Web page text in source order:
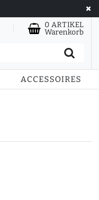
0 ARTIKEL
Warenkorb
ACCESSOIRES